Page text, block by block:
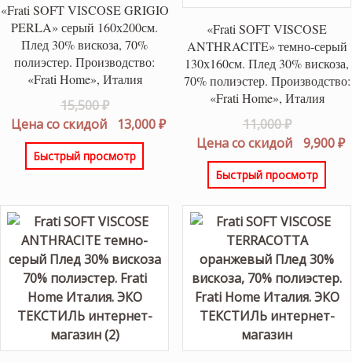
«Frati SOFT VISCOSE GRIGIO
PERLA» серый 160х200см.
Плед 30% вискоза, 70%
полиэстер. Производство:
«Frati Home», Италия
15,500₽Первоначальная
цена
составляла
15,500 ₽.
Цена со скидой 13,000₽Текущая
цена:
13,000 ₽.
Быстрый просмотр
«Frati SOFT VISCOSE
ANTHRACITE» темно-серый
130х160см. Плед 30% вискоза,
70% полиэстер. Производство:
«Frati Home», Италия
11,000₽
цена
11,000 ₽.
Цена со скидой 9,900₽
Быстрый просмотр